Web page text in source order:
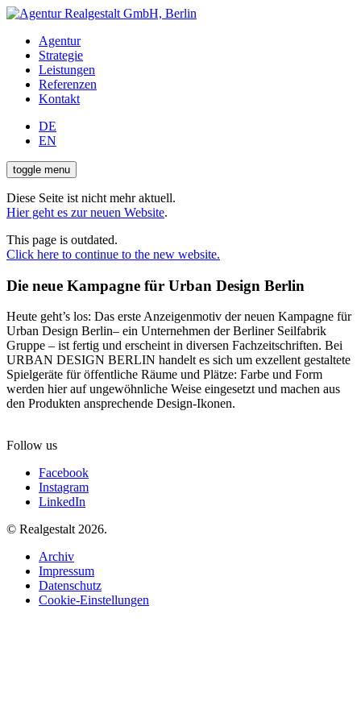
Agentur
Strategie
Leistungen
Referenzen
Kontakt
DE
EN
toggle menu
Diese Seite ist nicht mehr aktuell.
Hier geht es zur neuen Website.
This page is outdated.
Click here to continue to the new website.
Die neue Kampagne für Urban Design Berlin
Heute geht’s los: Das erste Anzeigenmotiv der neuen Kampagne für
Urban Design Berlin– ein Unternehmen der Berliner Seilfabrik
Gruppe – ist fertig und erscheint in diversen Fachzeitschriften. Bei
URBAN DESIGN BERLIN handelt es sich um exzellent gestaltete
Spielgeräte für öffentliche Räume und Plätze: Farbe und Form
werden hier auf ungewöhnliche Weise eingesetzt und machen aus
den Produkten ansprechende Design-Ikonen.
Follow us
Facebook
Instagram
LinkedIn
© Realgestalt 2026.
Archiv
Impressum
Datenschutz
Cookie-Einstellungen